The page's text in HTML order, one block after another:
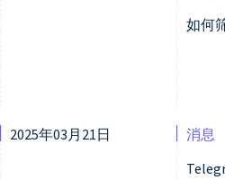
如何
2025年03月21日
消息